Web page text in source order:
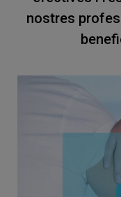
nostres